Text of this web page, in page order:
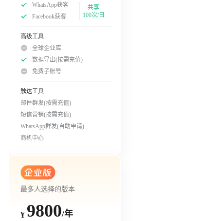
WhatsApp获客
Facebook获客
共享
100次/日
高级工具
全球企业库
数据导出(按需充值)
免费子账号
触达工具
邮件群发(按需充值)
短信营销(按需充值)
WhatsApp群发(自助申请)
商机中心
最多人选择的版本
¥ 9800/年